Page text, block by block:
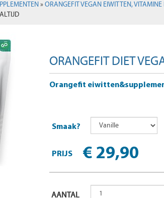
»ORANGEFIT VEGAN EIWITTEN, VITAMINE
ORANGEFIT DIET
Orangefit
Smaak?
PRIJS € 29,90
AANTAL